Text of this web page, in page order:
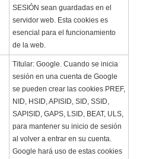
SESIÓN sean guardadas en el
servidor web. Esta cookies es
esencial para el funcionamiento
de la web.
Titular: Google. Cuando se inicia
sesión en una cuenta de Google
se pueden crear las cookies PREF,
NID, HSID, APISID, SID, SSID,
SAPISID, GAPS, LSID, BEAT, ULS,
para mantener su inicio de sesión
al volver a entrar en su cuenta.
Google hará uso de estas cookies